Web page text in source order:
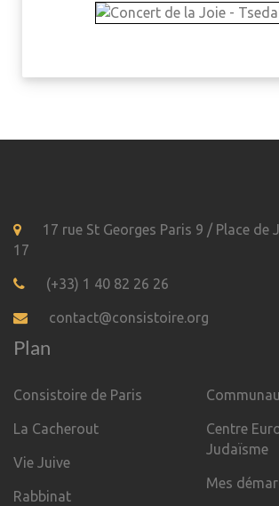
17 rue St Georges Paris 9 / Place de
17
(+33) 1 40 82 26 26
contact@consistoire.org
Plan
Consistoire de Paris
La Cacherout
Vie Juive
Rabbinat
Centre
Judaïsme
Mes